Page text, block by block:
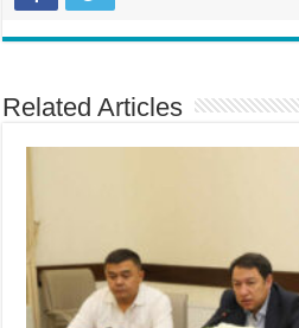
Related Articles